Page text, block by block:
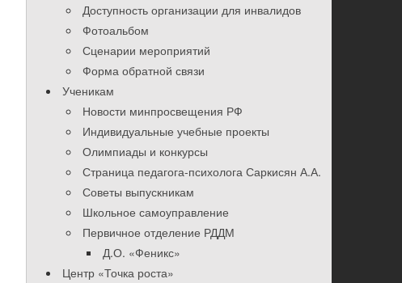
Доступность организации для инвалидов
Фотоальбом
Сценарии мероприятий
Форма обратной связи
Ученикам
Новости минпросвещения РФ
Индивидуальные учебные проекты
Олимпиады и конкурсы
Страница педагога-психолога Саркисян А.А.
Советы выпускникам
Школьное самоуправление
Первичное отделение РДДМ
Д.О. «Феникс»
Центр «Точка роста»